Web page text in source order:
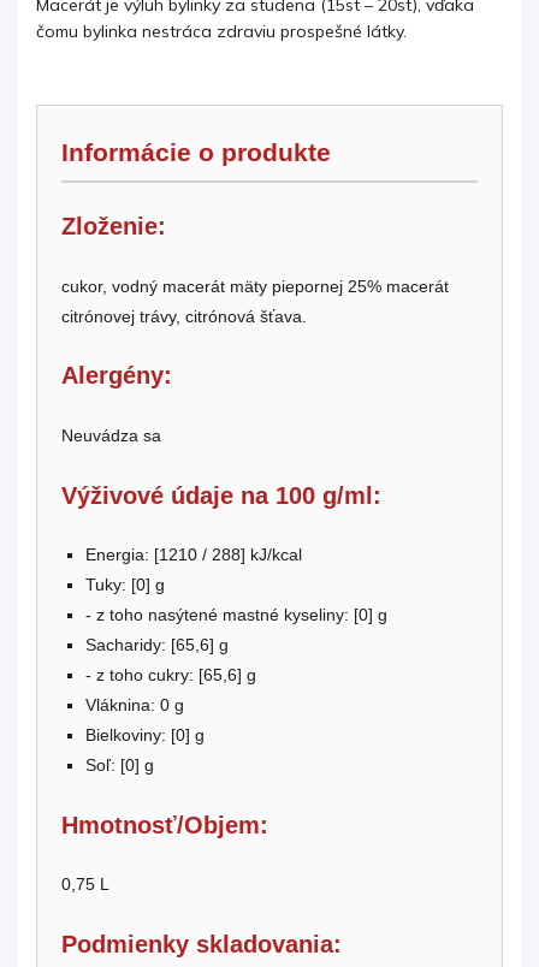
Macerát je výluh bylinky za studena (15st – 20st), vďaka
čomu bylinka nestráca zdraviu prospešné látky.
Informácie o produkte
Zloženie:
cukor, vodný macerát mäty piepornej 25% macerát
citrónovej trávy, citrónová šťava.
Alergény:
Neuvádza sa
Výživové údaje na 100 g/ml:
Energia: [1210 / 288] kJ/kcal
Tuky: [0] g
- z toho nasýtené mastné kyseliny: [0] g
Sacharidy: [65,6] g
- z toho cukry: [65,6] g
Vláknina: 0 g
Bielkoviny: [0] g
Soľ: [0] g
Hmotnosť/Objem:
0,75 L
Podmienky skladovania: